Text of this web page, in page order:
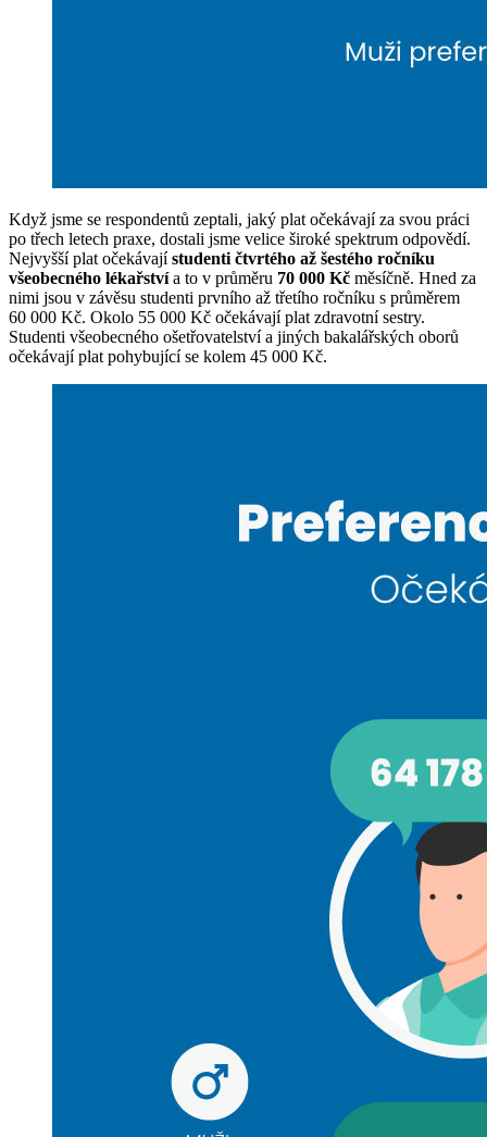
Když jsme se respondentů zeptali, jaký plat očekávají za svou práci
po třech letech praxe, dostali jsme velice široké spektrum odpovědí.
Nejvyšší plat očekávajístudenti čtvrtého až šestého ročníku
všeobecného lékařstvía to v průměru 70 000 Kč měsíčně. Hned za
nimi jsou v závěsu studenti prvního až třetího ročníku s průměrem
60 000 Kč. Okolo 55 000 Kč očekávají plat zdravotní sestry.
Studenti všeobecného ošetřovatelství a jiných bakalářských oborů
očekávají plat pohybující se kolem 45 000 Kč.